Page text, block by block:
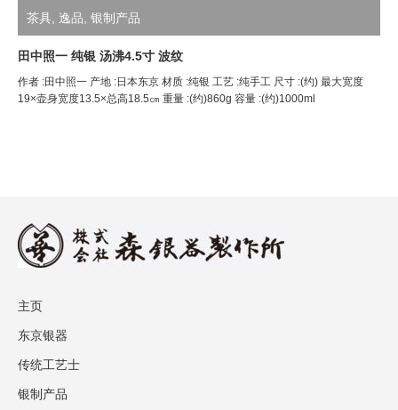
茶具 逸品 银制产品
田中照一 纯银 汤沸4.5寸 波纹
作者 :田中照一 产地 :日本东京 材质 :纯银 工艺 :纯手工 尺寸 :(约) 最大宽度
19×壶身宽度13.5×总高18.5㎝ 重量 :(约)860g 容量 :(约)1000ml
主页
东京银器
传统工艺士
银制产品